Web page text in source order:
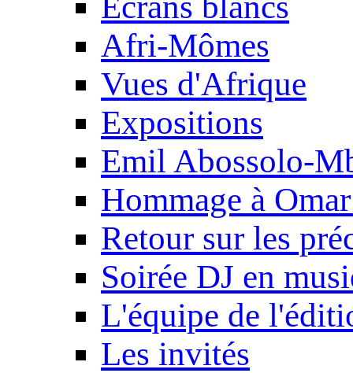
Afri-Mômes
Vues d'Afrique
Expositions
Emil Abossolo-
Hommage à
Retour sur les
Soirée DJ en
L'équipe de
Les invités